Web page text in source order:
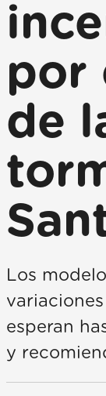
por
de
Los
esperan
y